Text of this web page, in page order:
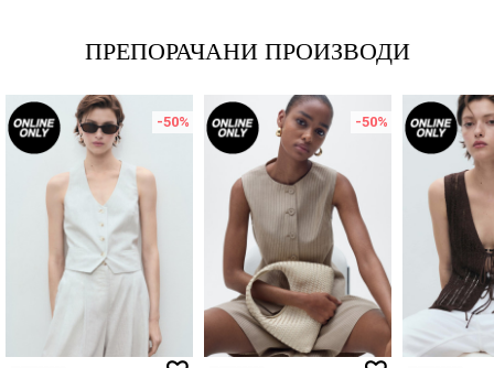
ИСПРАТИ
ПРЕПОРАЧАНИ ПРОИЗВОДИ
-50% -50%